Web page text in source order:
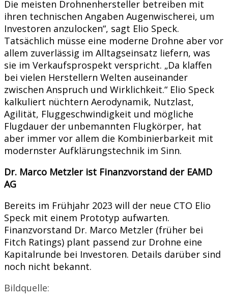
Die meisten Drohnenhersteller betreiben mit
ihren technischen Angaben Augenwischerei, um
Investoren anzulocken“, sagt Elio Speck.
Tatsächlich müsse eine moderne Drohne aber vor
allem zuverlässig im Alltagseinsatz liefern, was
sie im Verkaufsprospekt verspricht. „Da klaffen
bei vielen Herstellern Welten auseinander
zwischen Anspruch und Wirklichkeit.“ Elio Speck
kalkuliert nüchtern Aerodynamik, Nutzlast,
Agilität, Fluggeschwindigkeit und mögliche
Flugdauer der unbemannten Flugkörper, hat
aber immer vor allem die Kombinierbarkeit mit
modernster Aufklärungstechnik im Sinn.
Dr. Marco Metzler ist Finanzvorstand der EAMD
AG
Bereits im Frühjahr 2023 will der neue CTO Elio
Speck mit einem Prototyp aufwarten.
Finanzvorstand Dr. Marco Metzler (früher bei
Fitch Ratings) plant passend zur Drohne eine
Kapitalrunde bei Investoren. Details darüber sind
noch nicht bekannt.
Bildquelle: